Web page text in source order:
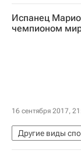
Боруссия
Жан-Кевен
Испанец
чемпионом
16 сентября 2017,
Другие виды
Мировая серия